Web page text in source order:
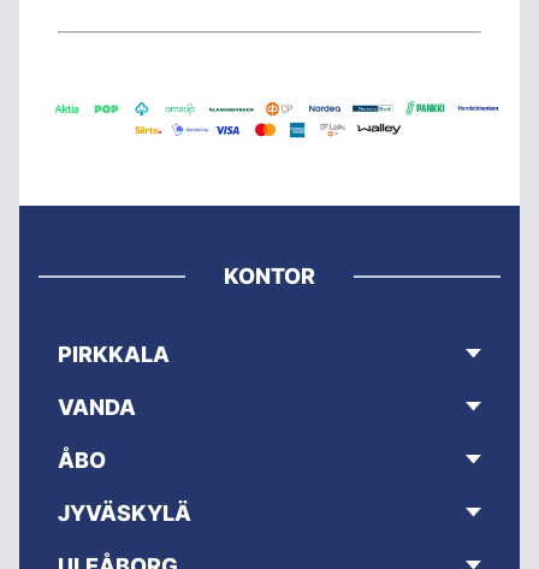
KONTOR
PIRKKALA
VANDA
ÅBO
JYVÄSKYLÄ